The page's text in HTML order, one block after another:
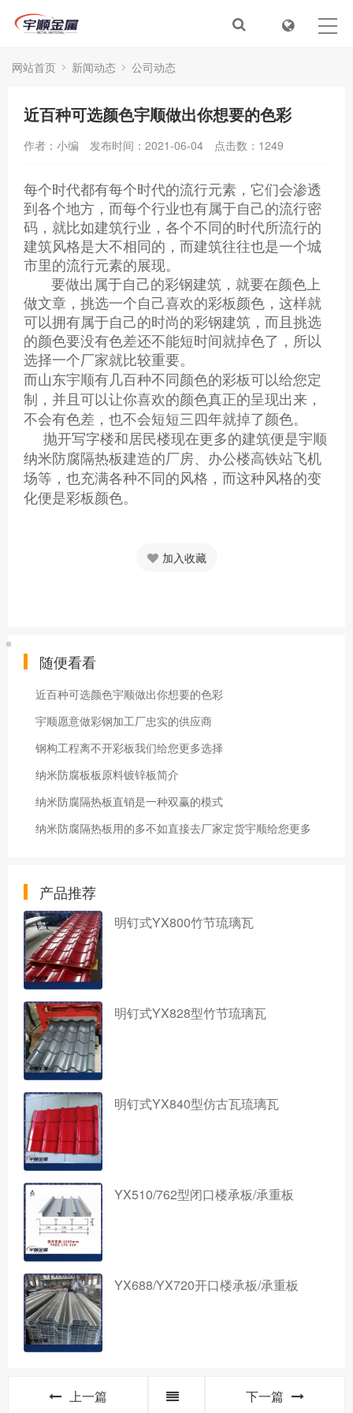
新闻动态
产品目录
服务&解决方案
在线视频
人才招聘
联系我们
网站首页 新闻动态 公司动态
近百种可选颜色宇顺做出你想要的色彩
作者：小编 发布时间：2021-06-04 点击数： 1249
每个时代都有每个时代的流行元素，它们会渗透
到各个地方，而每个行业也有属于自己的流行密
码，就比如建筑行业，各个不同的时代所流行的
建筑风格是大不相同的，而建筑往往也是一个城
市里的流行元素的展现。
要做出属于自己的彩钢建筑，就要在颜色上
做文章，挑选一个自己喜欢的彩板颜色，这样就
可以拥有属于自己的时尚的彩钢建筑，而且挑选
的颜色要没有色差还不能短时间就掉色了，所以
选择一个厂家就比较重要。
而山东宇顺有几百种不同颜色的彩板可以给您定
制，并且可以让你喜欢的颜色真正的呈现出来，
不会有色差，也不会短短三四年就掉了颜色。
抛开写字楼和居民楼现在更多的建筑便是宇顺
纳米防腐隔热板建造的厂房、办公楼高铁站飞机
场等，也充满各种不同的风格，而这种风格的变
化便是彩板颜色。
加入收藏
随便看看
近百种可选颜色宇顺做出你想要的色彩
宇顺愿意做彩钢加工厂忠实的供应商
钢构工程离不开彩板我们给您更多选择
纳米防腐板板原料镀锌板简介
纳米防腐隔热板直销是一种双赢的模式
纳米防腐隔热板用的多不如直接去厂家定货宇顺给您更多
产品推荐
明钉式YX800竹节琉璃瓦
明钉式YX828型竹节琉璃瓦
明钉式YX840型仿古瓦琉璃瓦
YX510/762型闭口楼承板/承重板
YX688/YX720开口楼承板/承重板
上一篇 下一篇